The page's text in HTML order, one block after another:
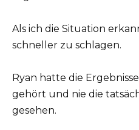
Als ich die Situation
schneller zu schlagen.
Ryan hatte die
gehört und nie die
gesehen.